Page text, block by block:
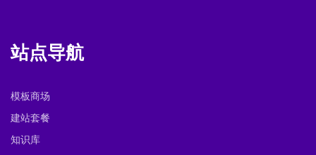
站点导航
模板商场
建站套餐
知识库